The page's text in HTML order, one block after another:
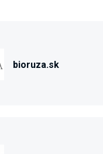
bioruza.sk